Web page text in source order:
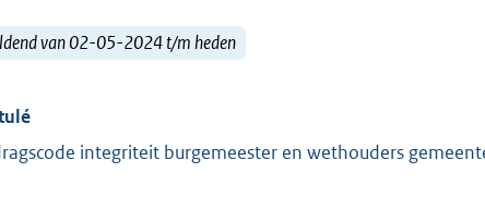
van 02-05-2024 t/m heden
integriteit burgemeester en wethouders